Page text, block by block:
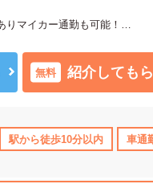
制度あり 産休･育休･介護
りマイカー通勤も可能！
しているので安心してご就業
お気軽にお問い合わせください
無料 紹介しても
駅から徒歩10分以内 車通